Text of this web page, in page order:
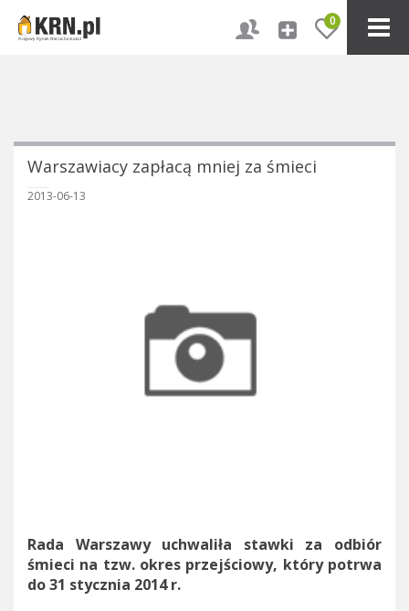
0
Warszawiacy zapłacą mniej za śmieci
2013-06-13
Rada Warszawy uchwaliła stawki za odbiór
śmieci na tzw. okres przejściowy, który potrwa
do 31 stycznia 2014 r.